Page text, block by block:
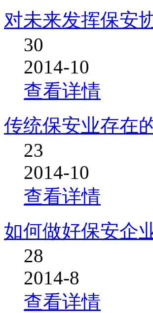
对未来发挥保安
30
2014-10
查看详情
传统保安业存在
23
2014-10
查看详情
如何做好保安企
28
2014-8
查看详情